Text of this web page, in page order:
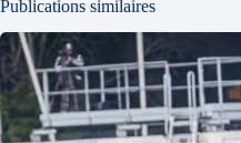
Publications similaires